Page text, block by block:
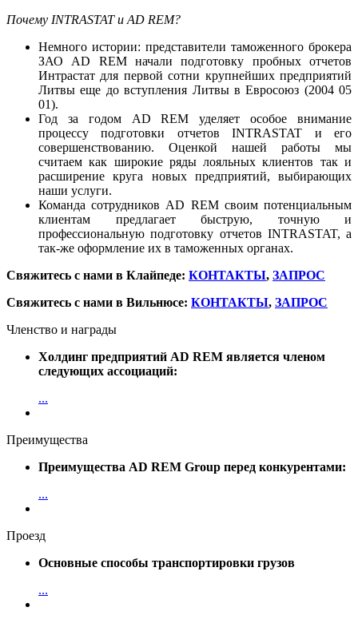
Почему INTRASTAT и AD REM?
Немного истории: представители таможенного брокера
ЗАО AD REM начали подготовку пробных отчетов
Интрастат для первой сотни крупнейших предприятий
Литвы еще до вступления Литвы в Евросоюз (2004 05
01).
Год за годом AD REM уделяет особое внимание
процессу подготовки отчетов INTRASTAT и его
совершенствованию. Оценкой нашей работы мы
считаем как широкие ряды лояльных клиентов так и
расширение круга новых предприятий, выбирающих
наши услуги.
Команда сотрудников AD REM своим потенциальным
клиентам предлагает быструю, точную и
профессиональную подготовку отчетов INTRASTAT, а
так-же оформление их в таможенных органах.
Свяжитесь с нами в Клайпеде: КОНТАКТЫ, ЗАПРОС
Свяжитесь с нами в Вильнюсе: КОНТАКТЫ, ЗАПРОС
Членство и награды
Холдинг предприятий AD REM является членом
следующих ассоциаций:
...
Преимущества
Преимущества AD REM Group перед конкурентами:
...
Проезд
Основные способы транспортировки грузов
...